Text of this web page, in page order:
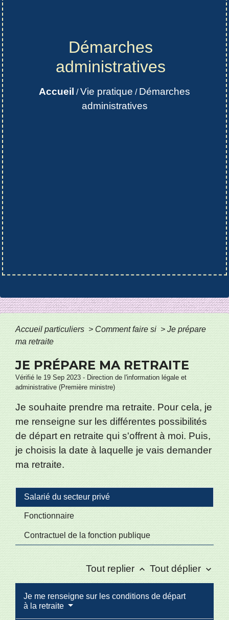
Démarches
administratives
Accueil /Vie pratique / Démarches
administratives
Accueil particuliers > Comment faire si > Je prépare
ma retraite
JE PRÉPARE MA RETRAITE
Vérifié le 19 Sep 2023 - Direction de l'information légale et
administrative (Première ministre)
Je souhaite prendre ma retraite. Pour cela, je
me renseigne sur les différentes possibilités
de départ en retraite qui s'offrent à moi. Puis,
je choisis la date à laquelle je vais demander
ma retraite.
Salarié du secteur privé
Fonctionnaire
Contractuel de la fonction publique
Tout replier keyboard_arrow_up Tout déplier keyboard_arrow_down
Je me renseigne sur les conditions de départ
à la retraite